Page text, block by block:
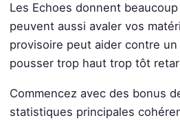
Les Echoes donnent
peuvent aussi avaler vos
provisoire peut aider contre un
pousser trop haut trop tôt
Commencez avec des bonus
statistiques principales